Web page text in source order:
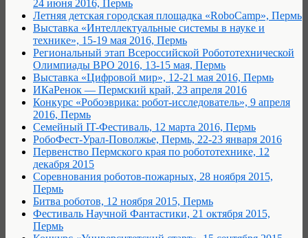
24 июня 2016, Пермь
Летняя детская городская площадка «RoboCamp», Пермь
Выставка «Интеллектуальные системы в науке и
технике», 15-19 мая 2016, Пермь
Региональный этап Всероссийской Робототехнической
Олимпиады ВРО 2016, 13-15 мая, Пермь
Выставка «Цифровой мир», 12-21 мая 2016, Пермь
ИКаРенок — Пермский край, 23 апреля 2016
Конкурс «Робоэврика: робот-исследователь», 9 апреля
2016, Пермь
Семейный IT-Фестиваль, 12 марта 2016, Пермь
РобоФест-Урал-Поволжье, Пермь, 22-23 января 2016
Первенство Пермского края по робототехнике, 12
декабря 2015
Соревнования роботов-пожарных, 28 ноября 2015,
Пермь
Битва роботов, 12 ноября 2015, Пермь
Фестиваль Научной Фантастики, 21 октября 2015,
Пермь